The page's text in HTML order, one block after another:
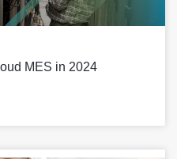
MES in 2024